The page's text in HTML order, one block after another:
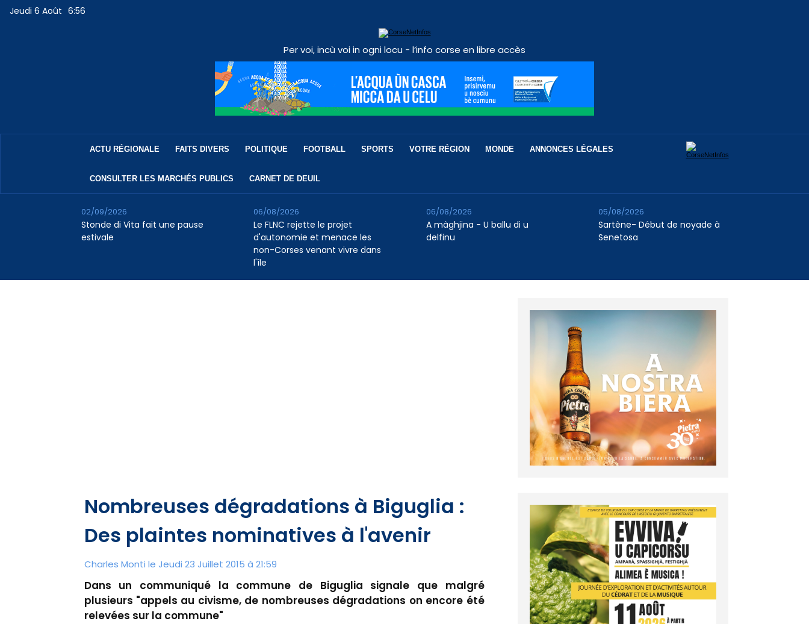
Jeudi 6 Août 6:56
Per voi, incù voi in ogni locu - l’info corse en libre accès
ACTU RÉGIONALE FAITS DIVERS POLITIQUE FOOTBALL SPORTS VOTRE RÉGION MONDE ANNONCES LÉGALES
CONSULTER LES MARCHÉS PUBLICS CARNET DE DEUIL
Stonde di Vita fait une pause
estivale
02/09/2026
Le FLNC rejette le projet
d'autonomie et menace les
non-Corses venant vivre dans
l'île
06/08/2026
A màghjina - U ballu di u
delfinu
06/08/2026
Sartène- Début de noyade à
Senetosa
05/08/2026
Nombreuses dégradations à Biguglia :
Des plaintes nominatives à l'avenir
Charles Monti le Jeudi 23 Juillet 2015 à 21:59
Dans un communiqué la commune de Biguglia signale que malgré
plusieurs "appels au civisme, de nombreuses dégradations on encore été
relevées sur la commune"